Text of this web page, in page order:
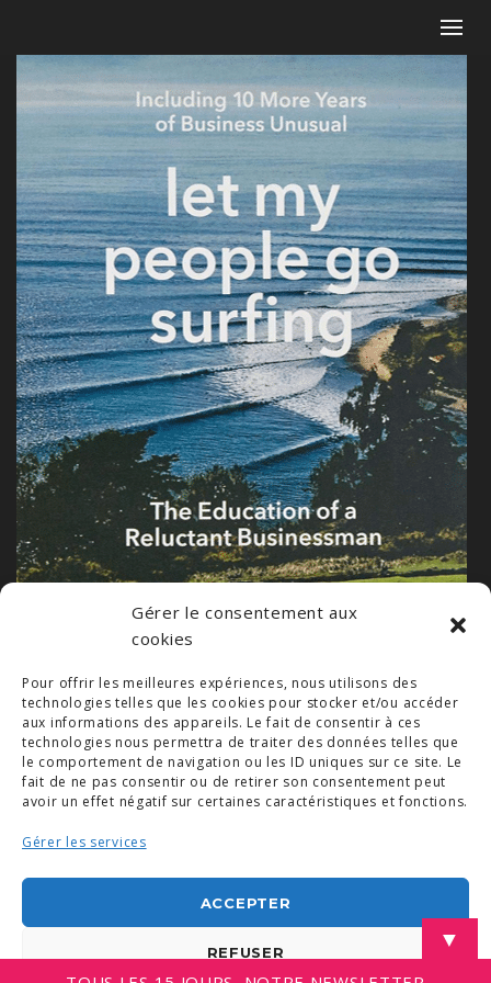
Gérer le consentement aux
cookies
Pour offrir les meilleures expériences, nous utilisons des
technologies telles que les cookies pour stocker et/ou accéder
aux informations des appareils. Le fait de consentir à ces
technologies nous permettra de traiter des données telles que
le comportement de navigation ou les ID uniques sur ce site. Le
fait de ne pas consentir ou de retirer son consentement peut
avoir un effet négatif sur certaines caractéristiques et fonctions.
Gérer les services
ACCEPTER
REFUSER
© COPYRIGHT 2019. DEMAIN -
-CONDITIONS GÉNÉRALES
▼